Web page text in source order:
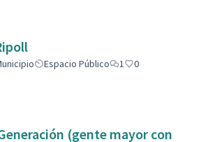
Espacio Público 1
0